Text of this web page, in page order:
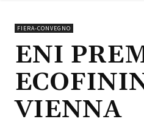
FIERA-CONVEGNO
ENI
VIENNA